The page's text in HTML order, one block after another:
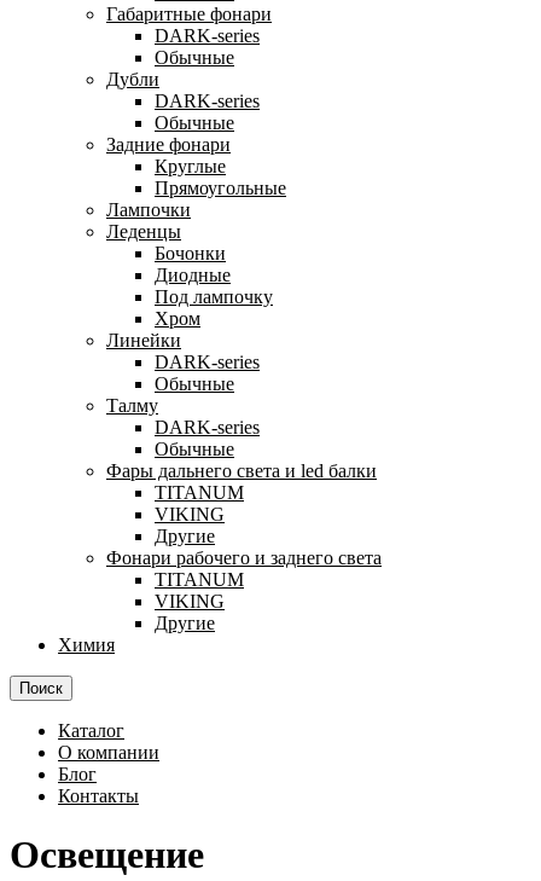
Габаритные фонари
DARK-series
Обычные
Дубли
DARK-series
Обычные
Задние фонари
Круглые
Прямоугольные
Лампочки
Леденцы
Бочонки
Диодные
Под лампочку
Хром
Линейки
DARK-series
Обычные
Талму
DARK-series
Обычные
Фары дальнего света и led балки
TITANUM
VIKING
Другие
Фонари рабочего и заднего света
TITANUM
VIKING
Другие
Химия
Поиск
Каталог
О компании
Блог
Контакты
Освещение